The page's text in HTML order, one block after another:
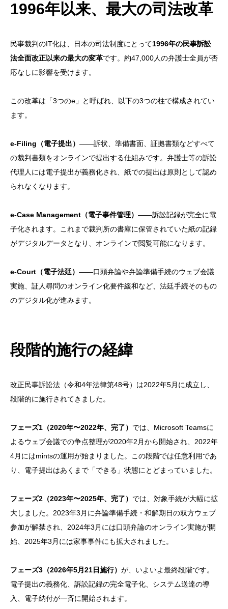
1996年以来、最大の司法改革
民事裁判のIT化は、日本の司法制度にとって1996年の民事訴訟
法全面改正以来の最大の変革です。約47,000人の弁護士全員が否
応なしに影響を受けます。
この改革は「3つのe」と呼ばれ、以下の3つの柱で構成されてい
ます。
e-Filing（電子提出） ——訴状、準備書面、証拠書類などすべて
の裁判書類をオンラインで提出する仕組みです。弁護士等の訴訟
代理人には電子提出が義務化され、紙での提出は原則として認め
られなくなります。
e-Case Management（電子事件管理） ——訴訟記録が完全に電
子化されます。これまで裁判所の書庫に保管されていた紙の記録
がデジタルデータとなり、オンラインで閲覧可能になります。
e-Court（電子法廷） ——口頭弁論や弁論準備手続のウェブ会議
実施、証人尋問のオンライン化要件緩和など、法廷手続そのもの
のデジタル化が進みます。
段階的施行の経緯
改正民事訴訟法（令和4年法律第48号）は2022年5月に成立し、
段階的に施行されてきました。
フェーズ1（2020年〜2022年、完了） では、Microsoft Teamsに
よるウェブ会議での争点整理が2020年2月から開始され、2022年
4月にはmintsの運用が始まりました。この段階では任意利用であ
り、電子提出はあくまで「できる」状態にとどまっていました。
フェーズ2（2023年〜2025年、完了） では、対象手続が大幅に拡
大しました。2023年3月に弁論準備手続・和解期日の双方ウェブ
参加が解禁され、2024年3月には口頭弁論のオンライン実施が開
始、2025年3月には家事事件にも拡大されました。
フェーズ3（2026年5月21日施行） が、いよいよ最終段階です。
電子提出の義務化、訴訟記録の完全電子化、システム送達の導
入、電子納付が一斉に開始されます。